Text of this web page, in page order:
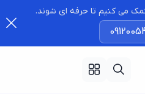
کنیم تا حرفه ای شوند.